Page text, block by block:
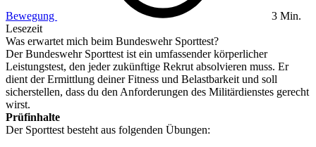
Bewegung
3 Min.
Lesezeit
Was erwartet mich beim Bundeswehr Sporttest?
Der Bundeswehr Sporttest ist ein umfassender körperlicher
Leistungstest, den jeder zukünftige Rekrut absolvieren muss. Er
dient der Ermittlung deiner Fitness und Belastbarkeit und soll
sicherstellen, dass du den Anforderungen des Militärdienstes gerecht
wirst.
Prüfinhalte
Der Sporttest besteht aus folgenden Übungen: